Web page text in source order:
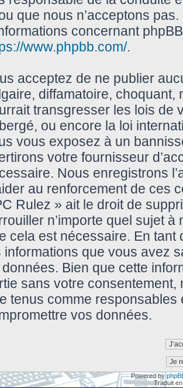
que nous n’acceptons
concernant
www.phpbb.com/.
acceptez de ne publier
diffamatoire, choquant,
transgresser les lois de
ou encore la loi
vous exposez à un
votre fournisseur
Nous enregistrons
au renforcement de ces
Rulez » ait le droit de
n’importe quel sujet à
cela est nécessaire. En tant
informations que vous avez
données. Bien que cette
sans votre
tenus comme
vos données.
Powered by
Traduit